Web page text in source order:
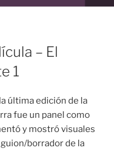
– El
1
última edición de la
fue un panel como
y mostró visuales
borrador de la